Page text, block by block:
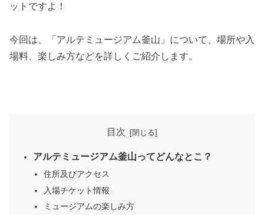
ットですよ！
今回は、「アルテミュージアム釜山」について、場所や入
場料、楽しみ方などを詳しくご紹介します。
目次
アルテミュージアム釜山ってどんなとこ？
住所及びアクセス
入場チケット情報
ミュージアムの楽しみ方